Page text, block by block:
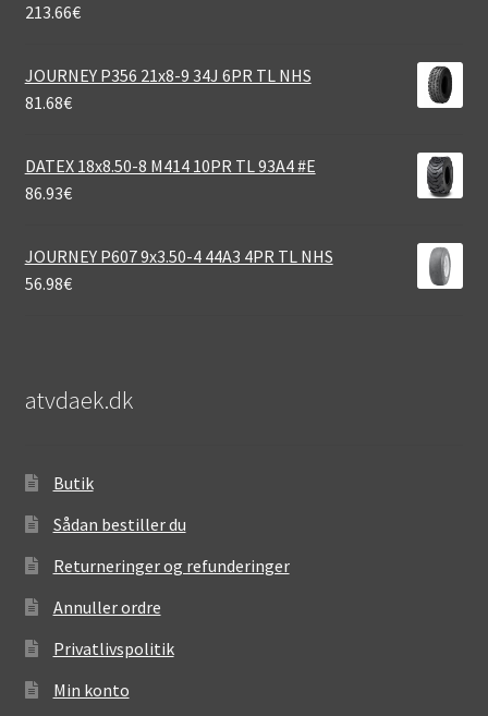
213.66€
JOURNEY P356 21x8-9 34J 6PR TL NHS
81.68€
DATEX 18x8.50-8 M414 10PR TL 93A4 #E
86.93€
JOURNEY P607 9x3.50-4 44A3 4PR TL NHS
56.98€
atvdaek.dk
Butik
Sådan bestiller du
Returneringer og refunderinger
Annuller ordre
Privatlivspolitik
Min konto